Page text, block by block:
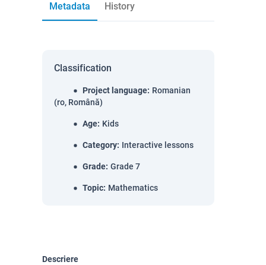
Metadata History
Classification
Project language: Romanian
(ro, Română)
Age: Kids
Category: Interactive lessons
Grade: Grade 7
Topic: Mathematics
Descriere